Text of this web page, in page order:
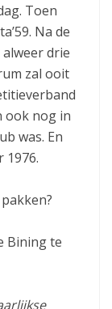
Toen
Na de
drie
zal ooit
ook nog in
was. En
1976.
Bining te